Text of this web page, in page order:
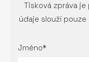
Tisková zpráva
údaje slouží
Jméno*